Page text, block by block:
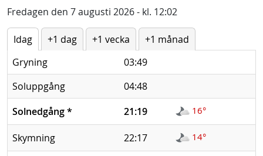
Fredagen den 7 augusti 2026 - kl. 12:02
Idag +1 dag +1 vecka
+1 månad
Gryning
03:49
Soluppgång
04:48
Solnedgång* 21:19 16°
Skymning 22:17 14°